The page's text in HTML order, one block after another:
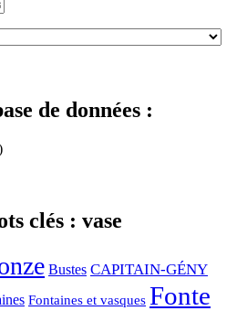
de données :
clés : vase
Bustes CAPITAIN-GÉNY
Fontaines et vasques Fonte